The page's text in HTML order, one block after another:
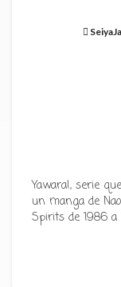
Yawara!, serie
un manga de
Spirits de 1986 a